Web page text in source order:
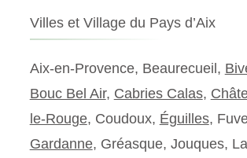
Villes et Village du Pays d’Aix
Aix-en-Provence, Beaurecueil,
Bouc Bel Air, Cabries Calas,
le-Rouge, Coudoux, Éguilles,
Gardanne, Gréasque, Jouques,